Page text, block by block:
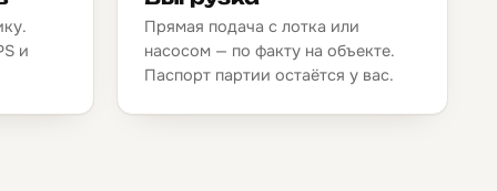
и
Прямая подача с лотка или
насосом — по факту на объекте.
Паспорт партии остаётся у вас.